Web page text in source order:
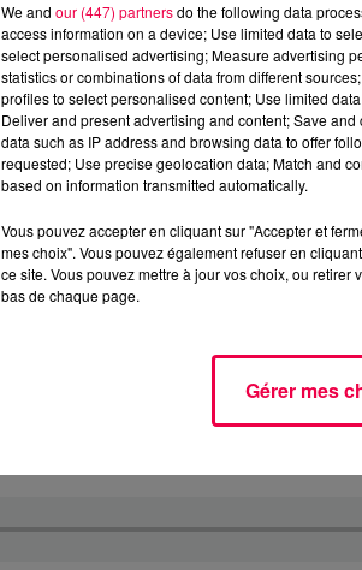
We and our (447) partnersdo the following data
access information on a device; Use limited data to
select personalised advertising; Measure advertising
statistics or combinations of data from different
profiles to select personalised content; Use limited
Deliver and present advertising and content; Save
data such as IP address and browsing data to offer
requested; Use precise geolocation data; Match and
based on information transmitted automatically.
Vous pouvez accepter en cliquant sur "Accepter et
mes choix". Vous pouvez également refuser en
ce site. Vous pouvez mettre à jour vos choix, ou
bas de chaque page.
Gérer mes